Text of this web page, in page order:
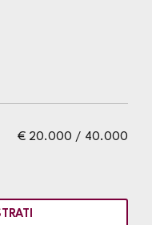
€ 20.000 / 40.000